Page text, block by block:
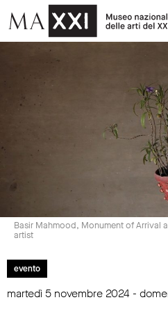
Basir Mahmood, Monument of Arrival
artist
evento
martedì 5 novembre 2024 -